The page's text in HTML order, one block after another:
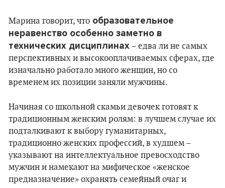
Марина говорит, что образовательное
неравенство особенно заметно в
технических дисциплинах – едва ли не самых
перспективных и высокооплачиваемых сферах, где
изначально работало много женщин, но со
временем их позиции заняли мужчины.
Начиная со школьной скамьи девочек готовят к
традиционным женским ролям: в лучшем случае их
подталкивают к выбору гуманитарных,
традиционно женских профессий, в худшем –
указывают на интеллектуальное превосходство
мужчин и намекают на мифическое «женское
предназначение» охранять семейный очаг и